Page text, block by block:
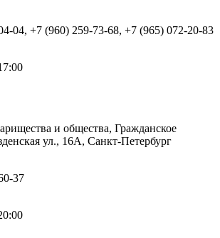
04, +7 (960) 259-73-68, +7 (965) 072-20-83
и общества, Гражданское
ул., 16А, Санкт-Петербург
37